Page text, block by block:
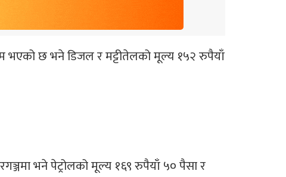
भएको छ भने डिजल र मट्टीतेलको मूल्य १५२ रुपैयाँ
भने पेट्रोलको मूल्य १६९ रुपैयाँ ५० पैसा र